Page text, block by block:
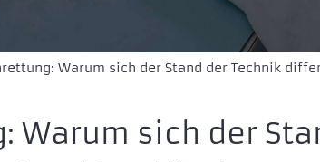
Warum sich der Stand der Technik
Warum sich der